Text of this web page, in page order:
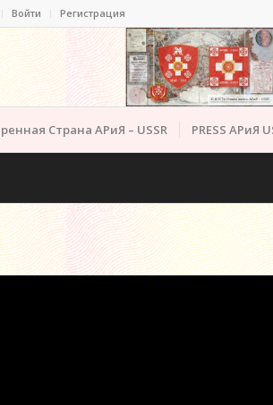
Войти Регистрация
Страна АРиЯ – USSR PRESS АРиЯ